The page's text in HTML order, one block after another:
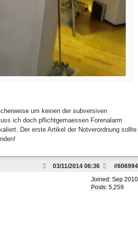
um keinen der subversiven
ich doch pflichtgemaessen Forenalarm
Der erste Artikel der Notverordnung sollte
#606994
03/11/2014 06:36
Joined: Sep 2010
Posts: 5,259